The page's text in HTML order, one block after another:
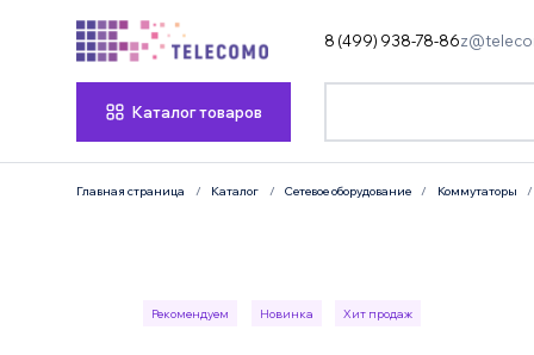
8 (499) 938-78-86
Каталог товаров
Главная страница Каталог Сетевое оборудование Коммутаторы
Рекомендуем Новинка Хит продаж